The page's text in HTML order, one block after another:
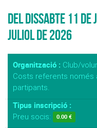
Del Dissabte 11
Juliol de 2026
Organització : Club/
Costs referents només
partipants.
Tipus inscripció :
Preu socis: 0.00 €